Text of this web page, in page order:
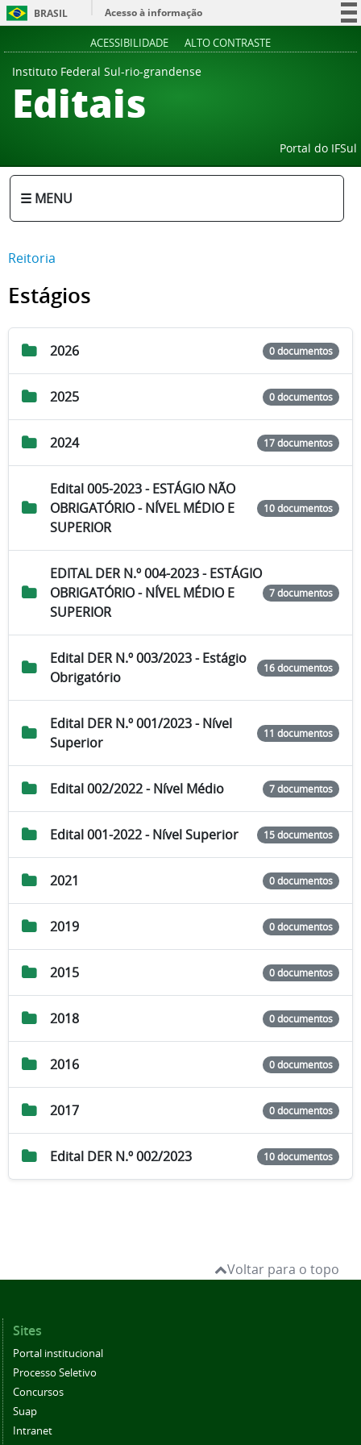
BRASIL
Acesso à informação
ACESSIBILIDADE ALTO CONTRASTE
Instituto Federal Sul-rio-grandense
Editais
Portal do IFSul
☰ MENU
Reitoria
Estágios
2026 0 documentos
2025 0 documentos
2024 17 documentos
Edital 005-2023 - ESTÁGIO NÃO
OBRIGATÓRIO - NÍVEL MÉDIO E
SUPERIOR
10 documentos
EDITAL DER N.º 004-2023 - ESTÁGIO
OBRIGATÓRIO - NÍVEL MÉDIO E
SUPERIOR
7 documentos
Edital DER N.º 003/2023 - Estágio
Obrigatório
16 documentos
Edital DER N.º 001/2023 - Nível
Superior
11 documentos
Edital 002/2022 - Nível Médio 7 documentos
Edital 001-2022 - Nível Superior 15 documentos
2021 0 documentos
2019 0 documentos
2015 0 documentos
2018 0 documentos
2016 0 documentos
2017 0 documentos
Edital DER N.º 002/2023 10 documentos
Voltar para o topo
Sites
Portal institucional
Processo Seletivo
Concursos
Suap
Intranet